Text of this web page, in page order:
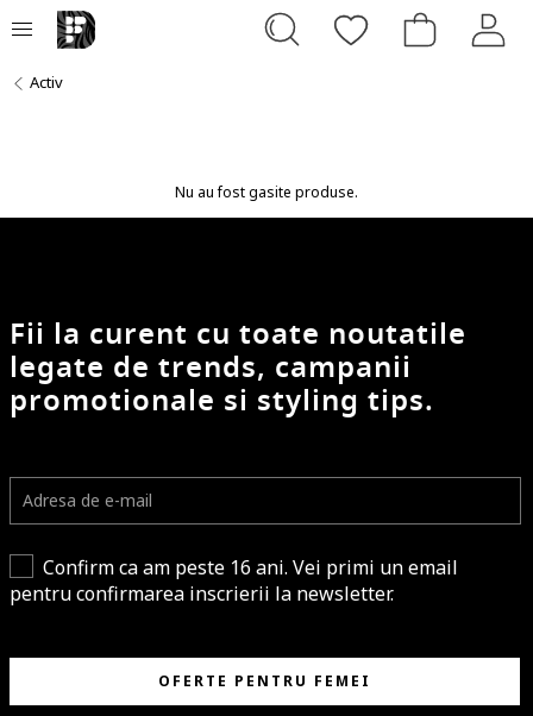
Activ
Nu au fost gasite produse.
Fii la curent cu toate noutatile
legate de trends, campanii
promotionale si styling tips.
Confirm ca am peste 16 ani. Vei primi un email
pentru confirmarea inscrierii la newsletter.
OFERTE PENTRU FEMEI